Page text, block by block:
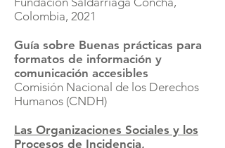
Colombia, 2021
Guía sobre Buenas prácticas para
formatos de información y
comunicación accesibles
Comisión Nacional de los Derechos
Humanos (CNDH)
Las Organizaciones Sociales y los
Procesos de Incidencia,